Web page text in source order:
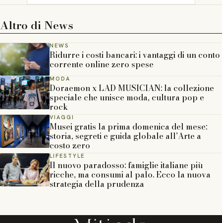
Altro di News
NEWS
Ridurre i costi bancari: i vantaggi di un conto
corrente online zero spese
MODA
Doraemon x LAD MUSICIAN: la collezione
speciale che unisce moda, cultura pop e
rock
VIAGGI
Musei gratis la prima domenica del mese:
storia, segreti e guida globale all’Arte a
costo zero
LIFESTYLE
Il nuovo paradosso: famiglie italiane più
ricche, ma consumi al palo. Ecco la nuova
strategia della prudenza